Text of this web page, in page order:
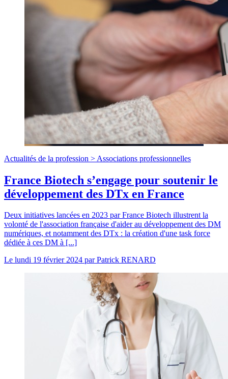
Actualités de la profession > Associations professionnelles
France Biotech s’engage pour soutenir le
développement des DTx en France
Deux initiatives lancées en 2023 par France Biotech illustrent la
volonté de l'association française d'aider au développement des DM
numériques, et notamment des DTx : la création d'une task force
dédiée à ces DM à [...]
Le lundi 19 février 2024 parPatrick RENARD